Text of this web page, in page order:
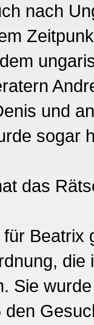
nach
und
sogar
das
Beatrix
Sie